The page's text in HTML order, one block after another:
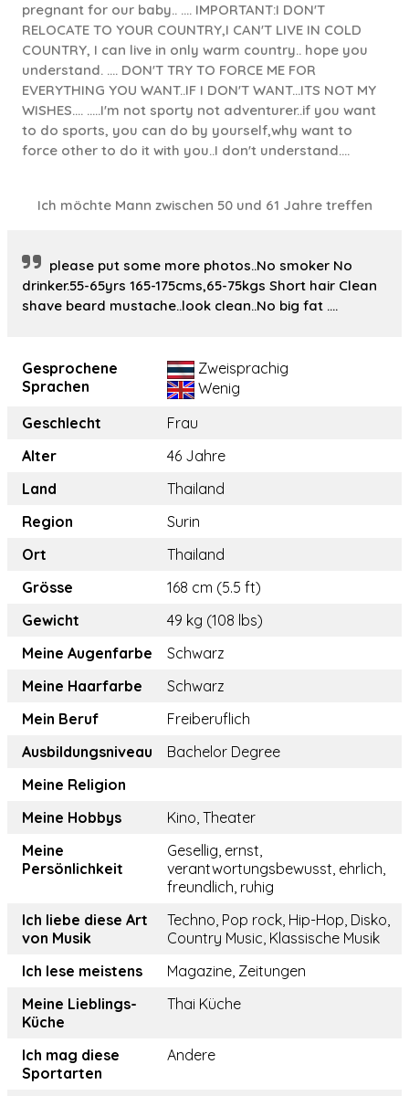
pregnant for our baby.. .... IMPORTANT:I DON'T
RELOCATE TO YOUR COUNTRY,I CAN'T LIVE IN COLD
COUNTRY, I can live in only warm country.. hope you
understand. .... DON'T TRY TO FORCE ME FOR
EVERYTHING YOU WANT..IF I DON'T WANT...ITS NOT MY
WISHES.... .....I'm not sporty not adventurer..if you want
to do sports, you can do by yourself,why want to
force other to do it with you..I don't understand....
Ich möchte Mann zwischen 50 und 61 Jahre treffen
please put some more photos..No smoker No
drinker.55-65yrs 165-175cms,65-75kgs Short hair Clean
shave beard mustache..look clean..No big fat ....
Gesprochene
Sprachen
Zweisprachig
Wenig
Geschlecht
Frau
Alter
46 Jahre
Land
Thailand
Region
Surin
Ort
Thailand
Grösse
168 cm (5.5 ft)
Gewicht
49 kg (108 lbs)
Meine Augenfarbe
Schwarz
Meine Haarfarbe
Schwarz
Mein Beruf
Freiberuflich
Ausbildungsniveau
Bachelor Degree
Meine Religion
Meine Hobbys
Kino, Theater
Meine
Persönlichkeit
Gesellig, ernst,
verantwortungsbewusst, ehrlich,
freundlich, ruhig
Ich liebe diese Art
von Musik
Techno, Pop rock, Hip-Hop, Disko,
Country Music, Klassische Musik
Ich lese meistens
Magazine, Zeitungen
Meine Lieblings-
Küche
Thai Küche
Ich mag diese
Sportarten
Andere